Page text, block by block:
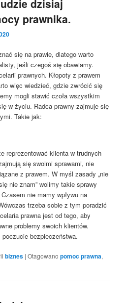
dzisiaj
prawnika.
się na prawie, dlatego warto
jeśli czegoś się obawiamy.
prawnych. Kłopoty z prawem
więc wiedzieć, gdzie zwrócić się
mogli stawić czoła wszystkim
w życiu. Radca prawny zajmuje się
Takie jak:
reprezentować klienta w trudnych
się swoimi sprawami, nie
z prawem. W myśl zasady „nie
nie znam” wolimy takie sprawy
nie mamy wpływu na
trzeba sobie z tym poradzić
prawna jest od tego, aby
problemy swoich klientów.
bezpieczeństwa.
biznes |Otagowano pomoc prawna,